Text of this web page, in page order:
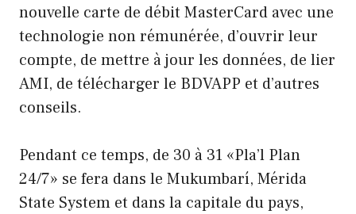
nouvelle carte de débit MasterCard avec une
technologie non rémunérée, d’ouvrir leur
compte, de mettre à jour les données, de lier
AMI, de télécharger le BDVAPP et d’autres
conseils.
Pendant ce temps, de 30 à 31 «Pla’l Plan
24/7» se fera dans le Mukumbarí, Mérida
State System et dans la capitale du pays,